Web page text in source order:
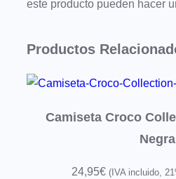
a
o
i
este producto pueden hacer
Productos
Camiseta Croco
Negra
24,95€ (IVA incluido,